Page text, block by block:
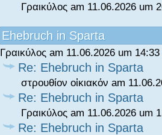
Γραικύλος am 11.06.2026 um
Ehebruch in Sparta
Γραικύλος am 11.06.2026 um
Re: Ehebruch in Sparta
στρουθίον οἰκιακόν am
Re: Ehebruch in Sparta
Γραικύλος am 11.06.2026 um
Re: Ehebruch in Sparta